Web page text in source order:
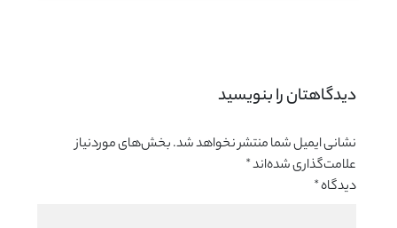
دیدگاهتان را بنویسید
نشانی ایمیل شما منتشر نخواهد شد.بخش‌های موردنیاز
علامت‌گذاری شده‌اند*
دیدگاه*